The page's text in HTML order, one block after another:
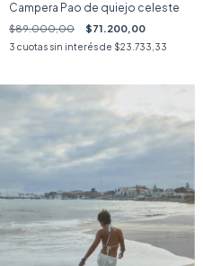
Campera Pao de quiejo celeste
$89.000,00 $71.200,00
3 cuotas sin interés de $23.733,33